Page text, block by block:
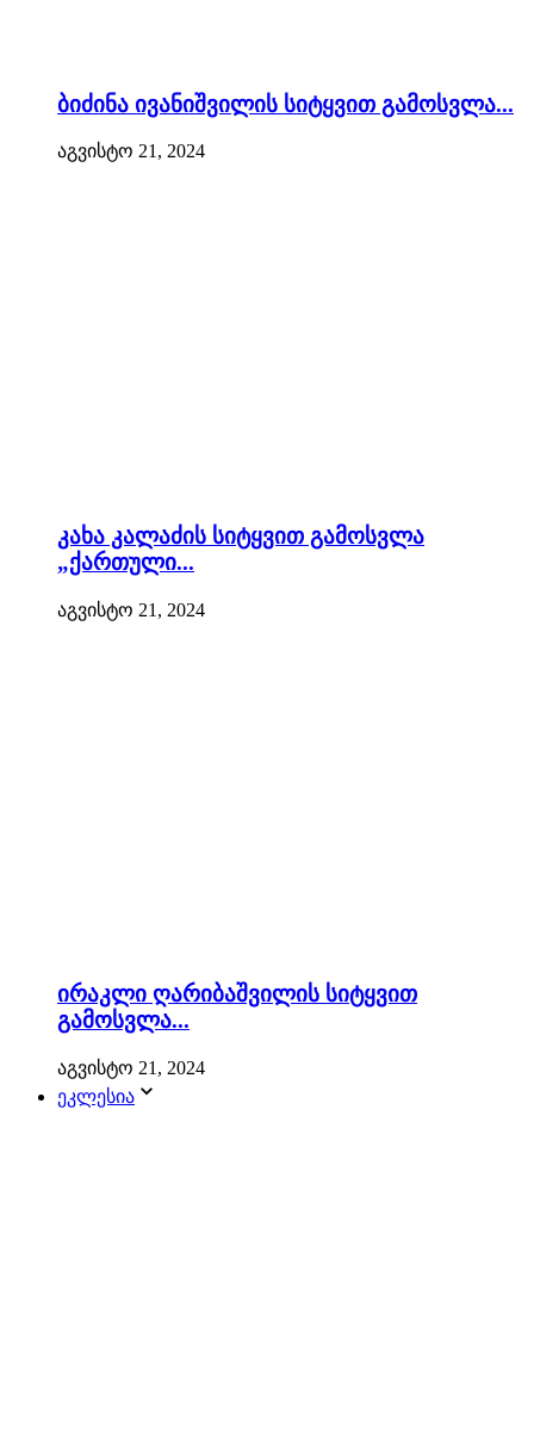
ბიძინა ივანიშვილის სიტყვით გამოსვლა...
აგვისტო 21, 2024
კახა კალაძის სიტყვით გამოსვლა
„ქართული...
აგვისტო 21, 2024
ირაკლი ღარიბაშვილის სიტყვით
გამოსვლა...
აგვისტო 21, 2024
ეკლესია